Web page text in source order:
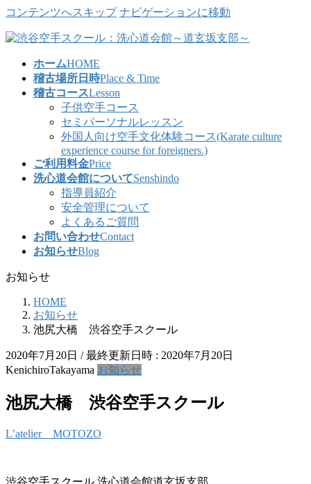
コンテンツへスキップ ナビゲーションに移動
ホームHOME
稽古場所日時Place & Time
稽古コースLesson
子供空手コース
セミパーソナルレッスン
外国人向け空手文化体験コース(Karate culture
experience course for foreigners.)
ご利用料金Price
洗心道会館についてSenshindo
指導員紹介
安全管理について
よくあるご質問
お問い合わせContact
お知らせBlog
お知らせ
HOME
お知らせ
池尻大橋 渋谷空手スクール
2020年7月20日 / 最終更新日時 : 2020年7月20日
KenichiroTakayama お知らせ
池尻大橋 渋谷空手スクール
L’atelier MOTOZO
渋谷空手スクール 洗心道会館道玄坂支部